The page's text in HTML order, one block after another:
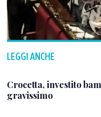
LEGGI ANCHE
Crocetta, investito
gravissimo